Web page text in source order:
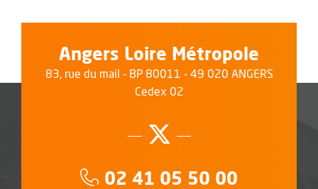
Angers Loire Métropole
83, rue du mail - BP 80011 - 49 020 ANGERS
Cedex 02
Suivez-nous
, Ouvre une
Téléphone :
02 41 05 50 00